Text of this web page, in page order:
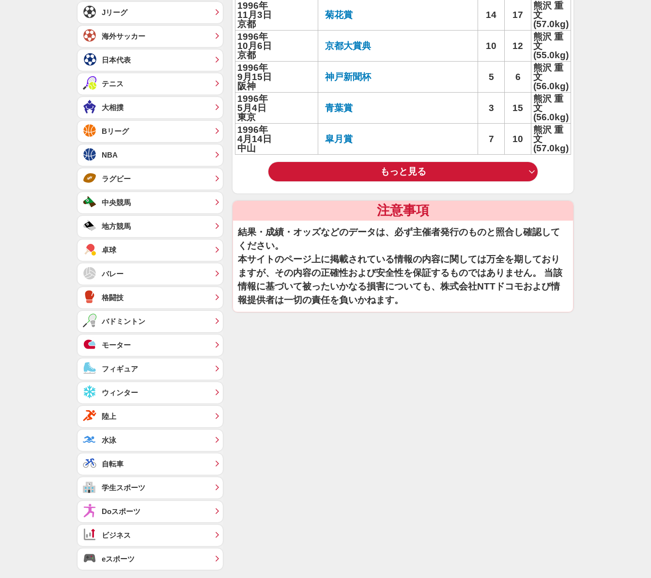
1996年
11月3日
京都
菊花賞 14 17
熊沢 重
文
(57.0kg)
1996年
10月6日
京都
京都大賞典 10 12
熊沢 重
文
(55.0kg)
1996年
9月15日
阪神
神戸新聞杯 5 6
熊沢 重
文
(56.0kg)
1996年
5月4日
東京
青葉賞 3 15
熊沢 重
文
(56.0kg)
1996年
4月14日
中山
皐月賞 7 10
熊沢 重
文
(57.0kg)
もっと見る
注意事項
結果・成績・オッズなどのデータは、必ず主催者発行のものと照合し確認して
ください。
本サイトのページ上に掲載されている情報の内容に関しては万全を期しており
ますが、その内容の正確性および安全性を保証するものではありません。 当該
情報に基づいて被ったいかなる損害についても、株式会社NTTドコモおよび情
報提供者は一切の責任を負いかねます。
Jリーグ
海外サッカー
日本代表
テニス
大相撲
Bリーグ
NBA
ラグビー
中央競馬
地方競馬
卓球
バレー
格闘技
バドミントン
モーター
フィギュア
ウィンター
陸上
水泳
自転車
学生スポーツ
Doスポーツ
ビジネス
eスポーツ